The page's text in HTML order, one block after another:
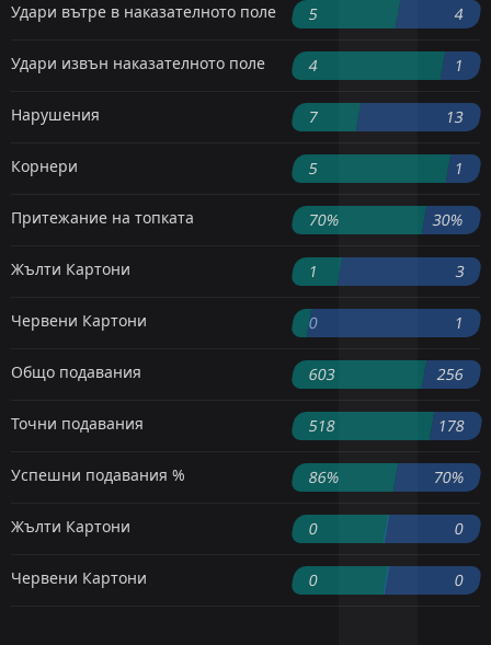
Удари вътре в наказателното поле 5 4
Удари извън наказателното поле 4 1
Нарушения 7 13
Корнери 5 1
Притежание на топката 70% 30%
Жълти Картони 1 3
Червени Картони 0 1
Общо подавания 603 256
Точни подавания 518 178
Успешни подавания % 86% 70%
Жълти Картони 0 0
Червени Картони 0 0